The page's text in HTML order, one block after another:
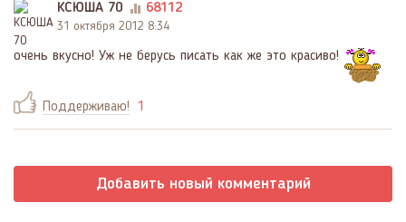
КСЮША 70
68112
31 октября 2012 8:34
очень вкусно! Уж не берусь писать как же это красиво!
Поддерживаю! 1
Добавить новый комментарий